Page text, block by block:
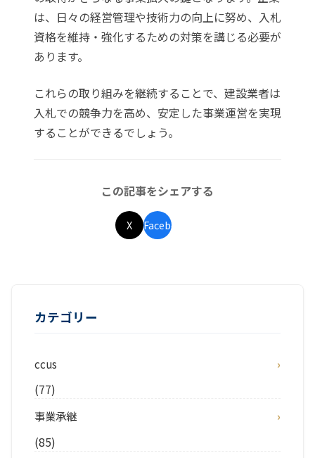
は、日々の経営管理や技術力の向上に努め、入札
資格を維持・強化するための対策を講じる必要が
あります。
これらの取り組みを継続することで、建設業者は
入札での競争力を高め、安定した事業運営を実現
することができるでしょう。
この記事をシェアする
X Facebook
カテゴリー
ccus
(77)
事業承継
(85)